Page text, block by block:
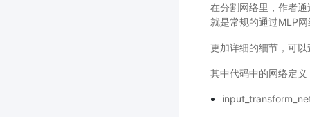
在分割网络里，作者
就是常规的通过MLP
更加详细的细节，可
其中代码中的网络定